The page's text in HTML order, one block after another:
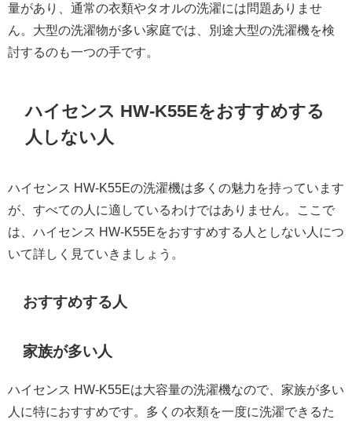
量があり、通常の衣類やタオルの洗濯には問題ありませ
ん。大型の洗濯物が多い家庭では、別途大型の洗濯機を検
討するのも一つの手です。
ハイセンス HW-K55Eをおすすめする
人しない人
ハイセンス HW-K55Eの洗濯機は多くの魅力を持っています
が、すべての人に適しているわけではありません。ここで
は、ハイセンス HW-K55Eをおすすめする人としない人につ
いて詳しく見ていきましょう。
おすすめする人
家族が多い人
ハイセンス HW-K55Eは大容量の洗濯機なので、家族が多い
人に特におすすめです。多くの衣類を一度に洗濯できるた